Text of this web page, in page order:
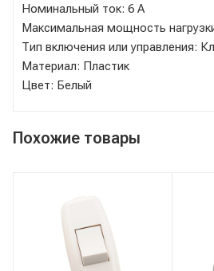
Номинальный ток: 6 А
Максимальная мощность
Тип включения или управления:
Материал: Пластик
Цвет: Белый
Похожие товары